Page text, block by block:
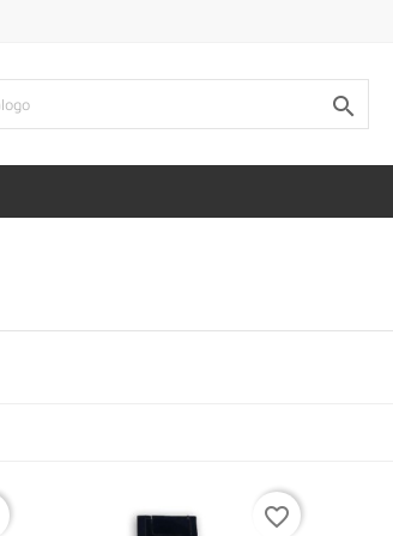

favorite_border